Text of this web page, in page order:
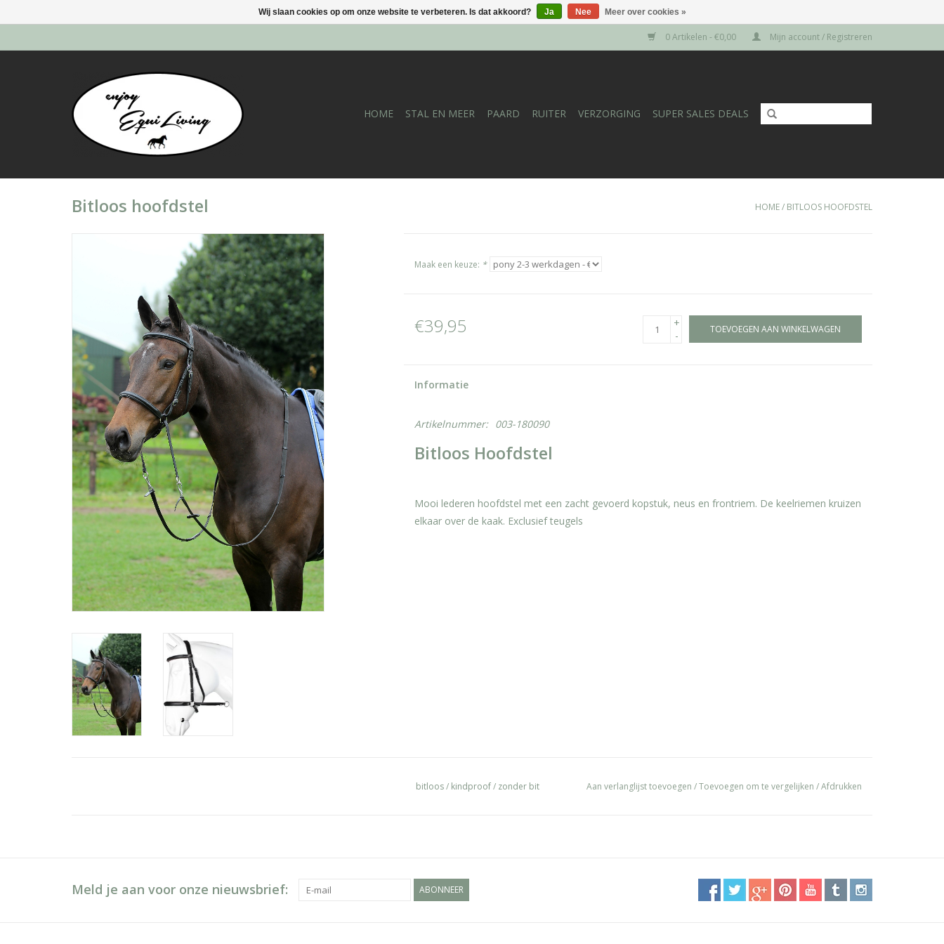
0 Artikelen - €0,00 Mijn account / Registreren
HOME STAL EN MEER PAARD RUITER VERZORGING SUPER SALES DEALS
Bitloos hoofdstel HOME/ BITLOOS HOOFDSTEL
Maak een keuze: *
€39,95
+
-
TOEVOEGEN AAN WINKELWAGEN
Informatie
Artikelnummer: 003-180090
Bitloos Hoofdstel
Mooi lederen hoofdstel met een zacht gevoerd kopstuk, neus en frontriem. De keelriemen kruizen
elkaar over de kaak. Exclusief teugels
bitloos/ kindproof/ zonder bit Aan verlanglijst toevoegen /Toevoegen om te vergelijken /Afdrukken
Meld je aan voor onze nieuwsbrief: ABONNEER
Wij slaan cookies op om onze website te verbeteren. Is dat akkoord? Ja Nee Meer over cookies »